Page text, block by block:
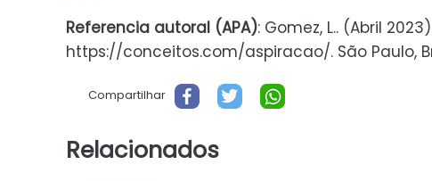
Referencia autoral (APA): Gomez, L.. (Abril
https://conceitos.com/aspiracao/. São Paulo,
Compartilhar
Relacionados